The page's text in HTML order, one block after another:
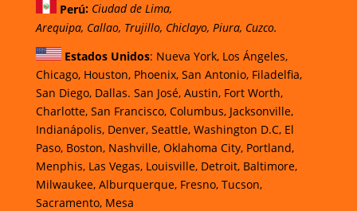
Perú: Ciudad de Lima,
Arequipa, Callao, Trujillo, Chiclayo, Piura, Cuzco.
Estados Unidos: Nueva York, Los Ángeles,
Chicago, Houston, Phoenix, San Antonio, Filadelfia,
San Diego, Dallas. San José, Austin, Fort Worth,
Charlotte, San Francisco, Columbus, Jacksonville,
Indianápolis, Denver, Seattle, Washington D.C, El
Paso, Boston, Nashville, Oklahoma City, Portland,
Menphis, Las Vegas, Louisville, Detroit, Baltimore,
Milwaukee, Alburquerque, Fresno, Tucson,
Sacramento, Mesa